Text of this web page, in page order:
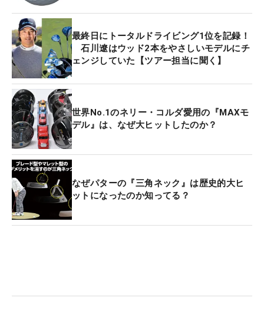
最終日にトータルドライビング1位を記録！
石川遼はウッド2本をやさしいモデルにチ
ェンジしていた【ツアー担当に聞く】
世界No.1のネリー・コルダ愛用の『MAXモ
デル』は、なぜ大ヒットしたのか？
なぜパターの『三角ネック』は歴史的大ヒ
ットになったのか知ってる？